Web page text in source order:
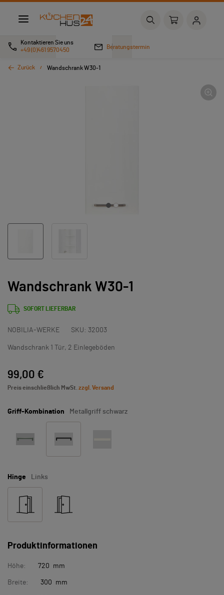
Kontaktieren Sie uns
+49 (0)461 9570450
Beratungstermin
Zurück Wandschrank W30-1
Wandschrank W30-1
SOFORT LIEFERBAR
NOBILIA-WERKE SKU: 32003
Wandschrank 1 Tür, 2 Einlegeböden
99,00 €
Preis einschließlich MwSt. zzgl. Versand
Griff-Kombination Metallgriff schwarz
Hinge Links
Produktinformationen
Höhe: 720 mm
Breite: 300 mm